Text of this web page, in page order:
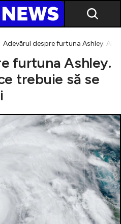
Adevărul despre furtuna Ashley.
furtuna Ashley.
trebuie să se